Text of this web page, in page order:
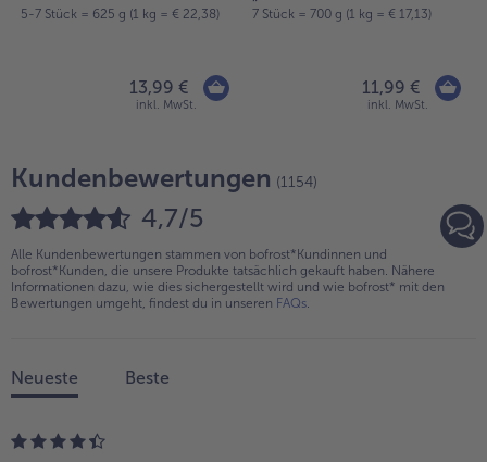
5-7 Stück = 625 g (1 kg = € 22,38)
13,99 €
inkl. MwSt.
7 Stück = 700 g (1 kg = € 17,13)
11,99 €
inkl. MwSt.
Kundenbewertungen (1154)
4,7/5
Alle Kundenbewertungen stammen von bofrost*Kundinnen und
bofrost*Kunden, die unsere Produkte tatsächlich gekauft haben. Nähere
Informationen dazu, wie dies sichergestellt wird und wie bofrost* mit den
Bewertungen umgeht, findest du in unseren FAQs
Neueste Beste